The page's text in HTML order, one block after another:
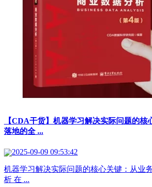
【CDA干货】机器学习解决实际问题的核
落地的全 ...
2025-09-09 09:53:42
机器学习解决实际问题的核心关键：从业
析 在 ...